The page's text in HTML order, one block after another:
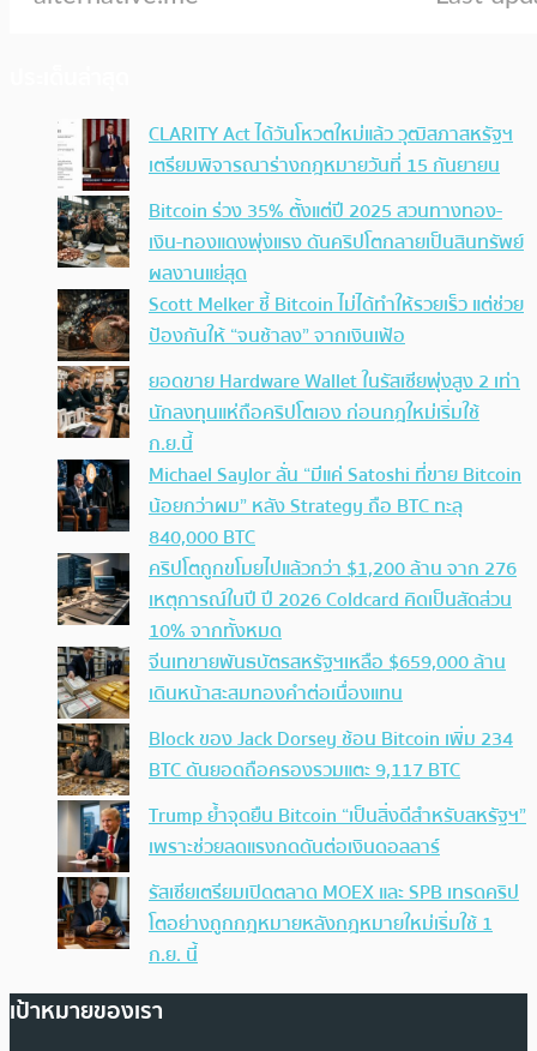
CLARITY Act ได้วันโหวตใหม่แล้ว วุฒิสภาสหรัฐฯ
เตรียมพิจารณาร่างกฎหมายวันที่ 15 กันยายน
Bitcoin ร่วง 35% ตั้งแต่ปี 2025 สวนทางทอง-
เงิน-ทองแดงพุ่งแรง ดันคริปโตกลายเป็นสินทรัพย์
ผลงานแย่สุด
Scott Melker ชี้ Bitcoin ไม่ได้ทำให้รวยเร็ว แต่ช่วย
ป้องกันให้ “จนช้าลง” จากเงินเฟ้อ
ยอดขาย Hardware Wallet ในรัสเซียพุ่งสูง 2 เท่า
นักลงทุนแห่ถือคริปโตเอง ก่อนกฎใหม่เริ่มใช้
ก.ย.นี้
Michael Saylor ลั่น “มีแค่ Satoshi ที่ขาย Bitcoin
น้อยกว่าผม” หลัง Strategy ถือ BTC ทะลุ
840,000 BTC
คริปโตถูกขโมยไปแล้วกว่า $1,200 ล้าน จาก 276
เหตุการณ์ในปี ปี 2026 Coldcard คิดเป็นสัดส่วน
10% จากทั้งหมด
จีนเทขายพันธบัตรสหรัฐฯเหลือ $659,000 ล้าน
เดินหน้าสะสมทองคำต่อเนื่องแทน
Block ของ Jack Dorsey ช้อน Bitcoin เพิ่ม 234
BTC ดันยอดถือครองรวมแตะ 9,117 BTC
Trump ย้ำจุดยืน Bitcoin “เป็นสิ่งดีสำหรับสหรัฐฯ”
เพราะช่วยลดแรงกดดันต่อเงินดอลลาร์
รัสเซียเตรียมเปิดตลาด MOEX และ SPB เทรดคริป
โตอย่างถูกกฎหมายหลังกฎหมายใหม่เริ่มใช้ 1
ก.ย. นี้
เป้าหมายของเรา